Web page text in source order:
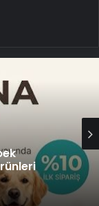
Doğru